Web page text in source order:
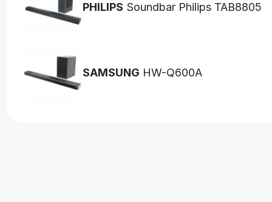
PHILIPS Soundbar Philips TAB8805
SAMSUNG HW-Q600A